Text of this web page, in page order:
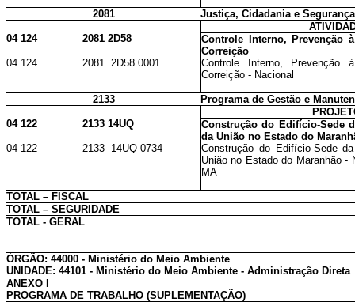
2081
Justiça, Cidadania e
04 124
2081 2D58
Controle Interno, Prevenção
Correição
04 124
2081 2D58 0001
Controle Interno, Prevenção
Correição - Nacional
2133
Programa de Gestão e
04 122
2133 14UQ
Construção do Edifício-Sede
da União no Estado do
04 122
2133 14UQ 0734
Construção do Edifício-Sede
União no Estado do Maranhão
MA
TOTAL – FISCAL
TOTAL – SEGURIDADE
TOTAL - GERAL
ÓRGÃO: 44000 - Ministério do Meio Ambiente
UNIDADE: 44101 - Ministério do Meio Ambiente - Administração Direta
ANEXO I
PROGRAMA DE TRABALHO (SUPLEMENTAÇÃO)